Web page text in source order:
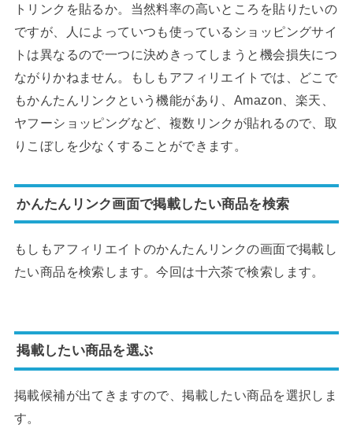
トリンクを貼るか。当然料率の高いところを貼りたいの
ですが、人によっていつも使っているショッピングサイ
トは異なるので一つに決めきってしまうと機会損失につ
ながりかねません。もしもアフィリエイトでは、どこで
もかんたんリンクという機能があり、Amazon、楽天、
ヤフーショッピングなど、複数リンクが貼れるので、取
りこぼしを少なくすることができます。
かんたんリンク画面で掲載したい商品を検索
もしもアフィリエイトのかんたんリンクの画面で掲載し
たい商品を検索します。今回は十六茶で検索します。
掲載したい商品を選ぶ
掲載候補が出てきますので、掲載したい商品を選択しま
す。